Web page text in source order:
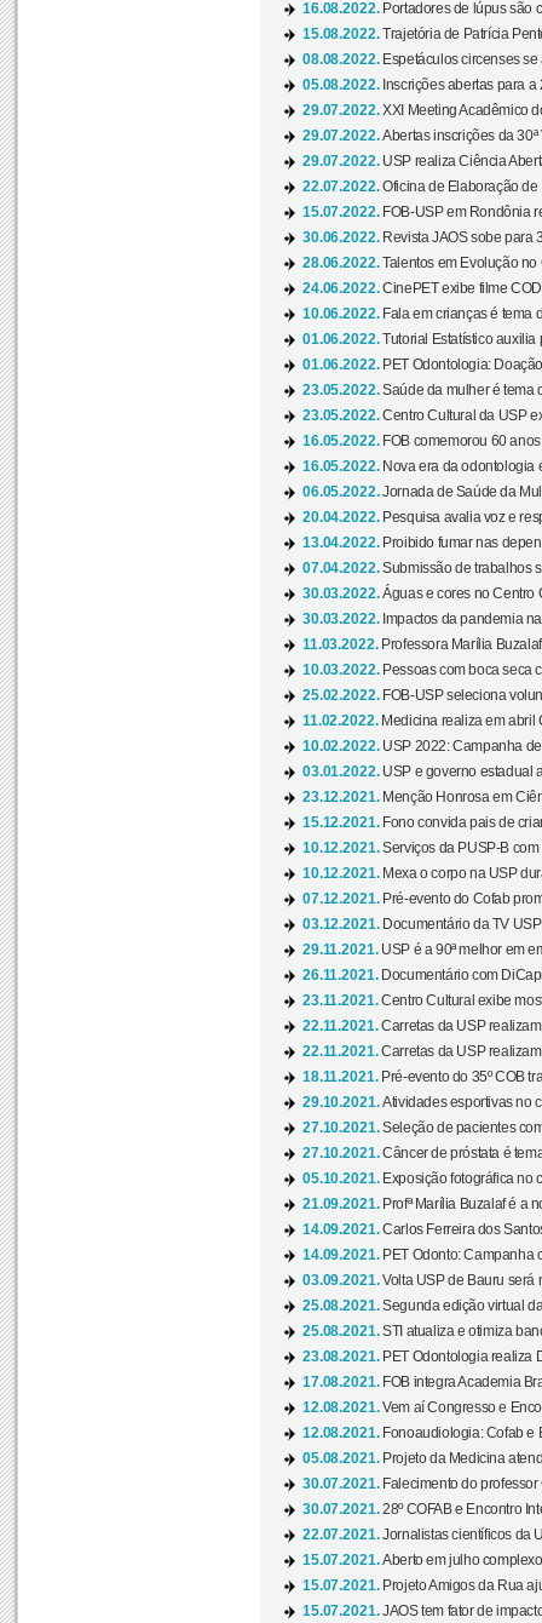
16.08.2022. Portadores de lúpus são
15.08.2022.Trajetória de Patrícia
08.08.2022. Espetáculos circenses
05.08.2022. Inscrições abertas para a
29.07.2022.XXI Meeting Acadêmico
29.07.2022.Abertas inscrições da 30ª
29.07.2022. USP realiza Ciência
22.07.2022.Oficina de Elaboração de
15.07.2022. FOB-USP em Rondônia
30.06.2022. Revista JAOS sobe para
28.06.2022.Talentos em Evolução no
24.06.2022.CinePET exibe filme
10.06.2022. Fala em crianças é tema
01.06.2022.Tutorial Estatístico auxilia
01.06.2022. PET Odontologia:
23.05.2022.Saúde da mulher é tema
23.05.2022.Centro Cultural da USP
16.05.2022. FOB comemorou 60
16.05.2022. Nova era da odontologia
06.05.2022.Jornada de Saúde da
20.04.2022. Pesquisa avalia voz e
13.04.2022. Proibido fumar nas
07.04.2022.Submissão de trabalhos
30.03.2022.Águas e cores no Centro
30.03.2022. Impactos da pandemia
11.03.2022. Professora Marília
10.03.2022. Pessoas com boca seca
25.02.2022. FOB-USP seleciona
11.02.2022. Medicina realiza em abril
10.02.2022. USP 2022: Campanha
03.01.2022. USP e governo estadual
23.12.2021. Menção Honrosa em
15.12.2021. Fono convida pais de
10.12.2021.Serviços da PUSP-B
10.12.2021. Mexa o corpo na USP
07.12.2021. Pré-evento do Cofab
03.12.2021. Documentário da TV
29.11.2021. USP é a 90ª melhor em
26.11.2021. Documentário com
23.11.2021.Centro Cultural exibe
22.11.2021.Carretas da USP
22.11.2021.Carretas da USP
18.11.2021. Pré-evento do 35º COB
29.10.2021.Atividades esportivas no
27.10.2021.Seleção de pacientes
27.10.2021.Câncer de próstata é
05.10.2021. Exposição fotográfica no
21.09.2021. Profª Marília Buzalaf é a
14.09.2021.Carlos Ferreira dos
14.09.2021. PET Odonto: Campanha
03.09.2021.Volta USP de Bauru será
25.08.2021.Segunda edição virtual
25.08.2021.STI atualiza e otimiza
23.08.2021. PET Odontologia realiza
17.08.2021. FOB integra Academia
12.08.2021.Vem aí Congresso e
12.08.2021. Fonoaudiologia: Cofab e
05.08.2021. Projeto da Medicina
30.07.2021. Falecimento do
30.07.2021.28º COFAB e Encontro
22.07.2021.Jornalistas científicos da
15.07.2021.Aberto em julho
15.07.2021. Projeto Amigos da Rua
15.07.2021.JAOS tem fator de